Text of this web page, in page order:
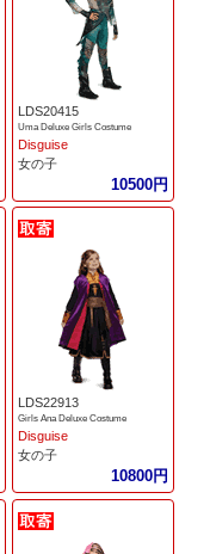
LDS20415
Uma Deluxe Girls Costume
Disguise
女の子
10500円
LDS22913
Girls Ana Deluxe Costume
Disguise
女の子
10800円